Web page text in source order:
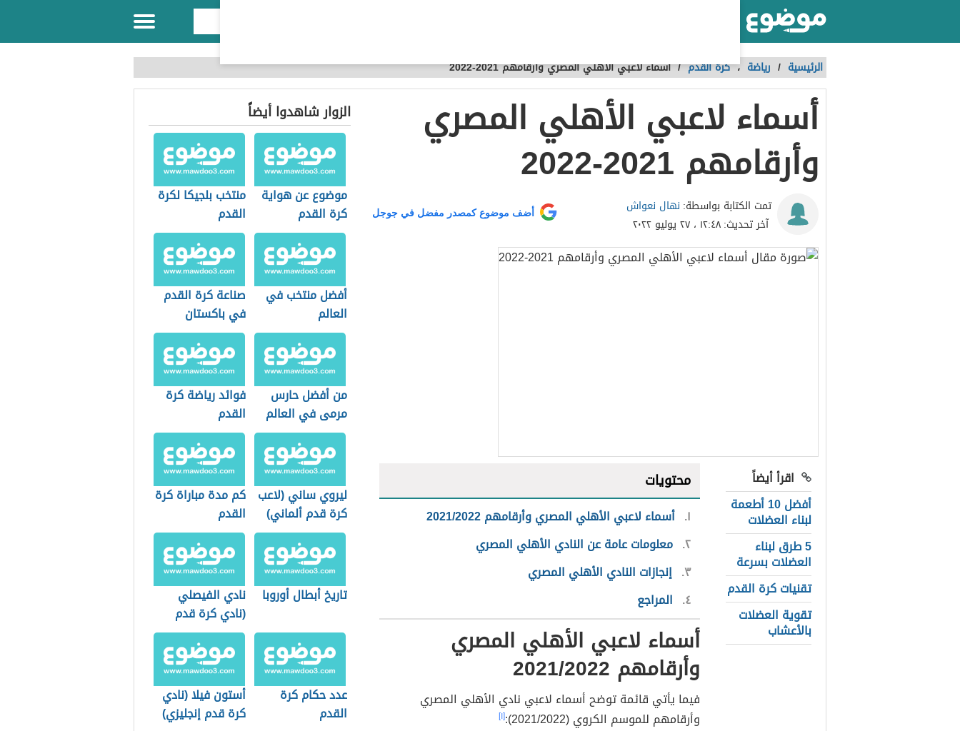
الرئيسية / رياضة ،كرة القدم /أسماء لاعبي الأهلي المصري وأرقامهم 2021-2022
أسماء لاعبي الأهلي المصري
وأرقامهم 2021-2022
تمت الكتابة بواسطة: نهال نعواش
آخر تحديث:١٢:٤٨ ، ٢٧ يوليو ٢٠٢٢
أضف موضوع كمصدر مفضل في جوجل
اقرأ أيضاً
أفضل 10 أطعمة
لبناء العضلات
5 طرق لبناء
العضلات بسرعة
تقنيات كرة القدم
تقوية العضلات
بالأعشاب
محتويات
١ أسماء لاعبي الأهلي المصري وأرقامهم 2021/2022
٢ معلومات عامة عن النادي الأهلي المصري
٣ إنجازات النادي الأهلي المصري
٤ المراجع
أسماء لاعبي الأهلي المصري
وأرقامهم 2021/2022
فيما يأتي قائمة توضح أسماء لاعبي نادي الأهلي المصري
وأرقامهم للموسم الكروي (2021/2022):
[١]
الزوار شاهدوا أيضاً
موضوع عن هواية
كرة القدم
منتخب بلجيكا لكرة
القدم
أفضل منتخب في
العالم
صناعة كرة القدم
في باكستان
من أفضل حارس
مرمى في العالم
فوائد رياضة كرة
القدم
ليروي ساني (لاعب
كرة قدم ألماني)
كم مدة مباراة كرة
القدم
تاريخ أبطال أوروبا
نادي الفيصلي
(نادي كرة قدم
سعودي)
عدد حكام كرة
القدم
أستون فيلا (نادي
كرة قدم إنجليزي)